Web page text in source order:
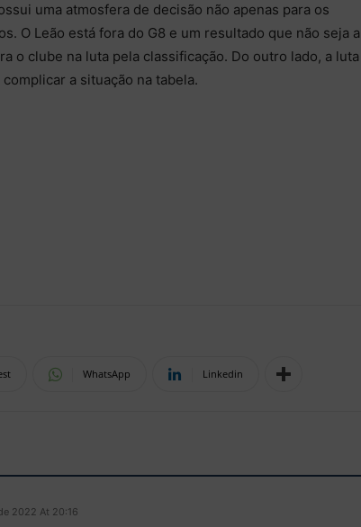
uma atmosfera de decisão não apenas para os
O Leão está fora do G8 e um resultado que não seja a
o clube na luta pela classificação. Do outro lado, a luta
a situação na tabela.
WhatsApp Linkedin
2022 At 20:16